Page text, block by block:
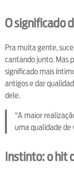
O significado
Pra muita gente,
cantando junto. Mas
significado mais
antigos e dar
dele.
“A maior
uma qualidade de
Instinto: o hit